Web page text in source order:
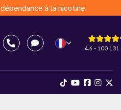
à la nicotine
4.6 - 100 131